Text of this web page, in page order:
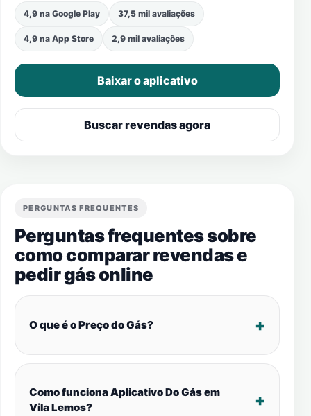
4,9 na Google Play 37,5 mil avaliações
4,9 na App Store 2,9 mil avaliações
Baixar o aplicativo
Buscar revendas agora
PERGUNTAS FREQUENTES
Perguntas frequentes sobre
como comparar revendas e
pedir gás online
O que é o Preço do Gás?
Como funciona Aplicativo Do Gás em
Vila Lemos?